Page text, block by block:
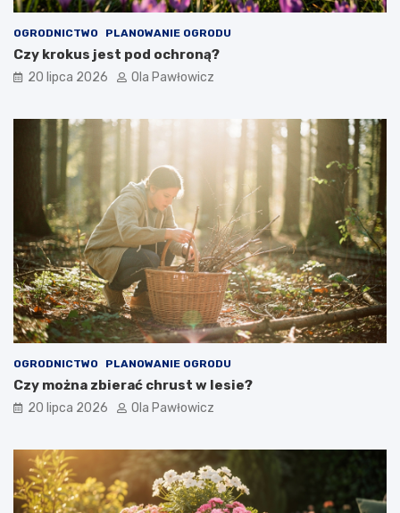
OGRODNICTWO PLANOWANIE OGRODU
Czy krokus jest pod ochroną?
20 lipca 2026 Ola Pawłowicz
OGRODNICTWO PLANOWANIE OGRODU
Czy można zbierać chrust w lesie?
20 lipca 2026 Ola Pawłowicz